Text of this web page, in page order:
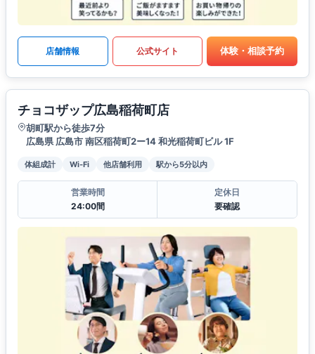
店舗情報 公式サイト 体験・相談予約
チョコザップ広島稲荷町店
胡町駅から徒歩7分
広島県 広島市 南区稲荷町2ー14 和光稲荷町ビル 1F
体組成計 Wi-Fi 他店舗利用 駅から5分以内
営業時間
24:00間
定休日
要確認